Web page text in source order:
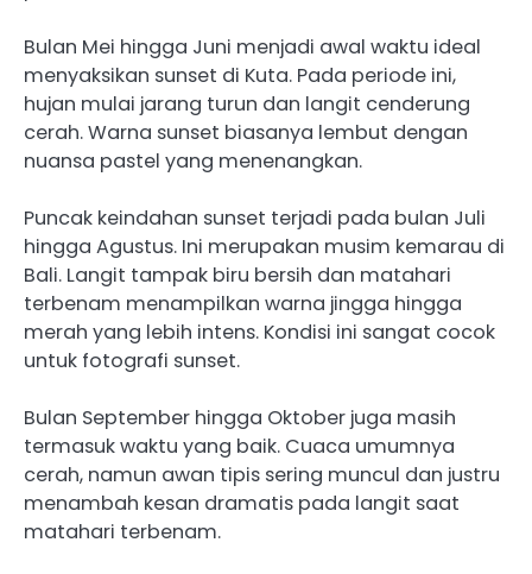
Bulan Mei hingga Juni menjadi awal waktu ideal
menyaksikan sunset di Kuta. Pada periode ini,
hujan mulai jarang turun dan langit cenderung
cerah. Warna sunset biasanya lembut dengan
nuansa pastel yang menenangkan.
Puncak keindahan sunset terjadi pada bulan Juli
hingga Agustus. Ini merupakan musim kemarau di
Bali. Langit tampak biru bersih dan matahari
terbenam menampilkan warna jingga hingga
merah yang lebih intens. Kondisi ini sangat cocok
untuk fotografi sunset.
Bulan September hingga Oktober juga masih
termasuk waktu yang baik. Cuaca umumnya
cerah, namun awan tipis sering muncul dan justru
menambah kesan dramatis pada langit saat
matahari terbenam.